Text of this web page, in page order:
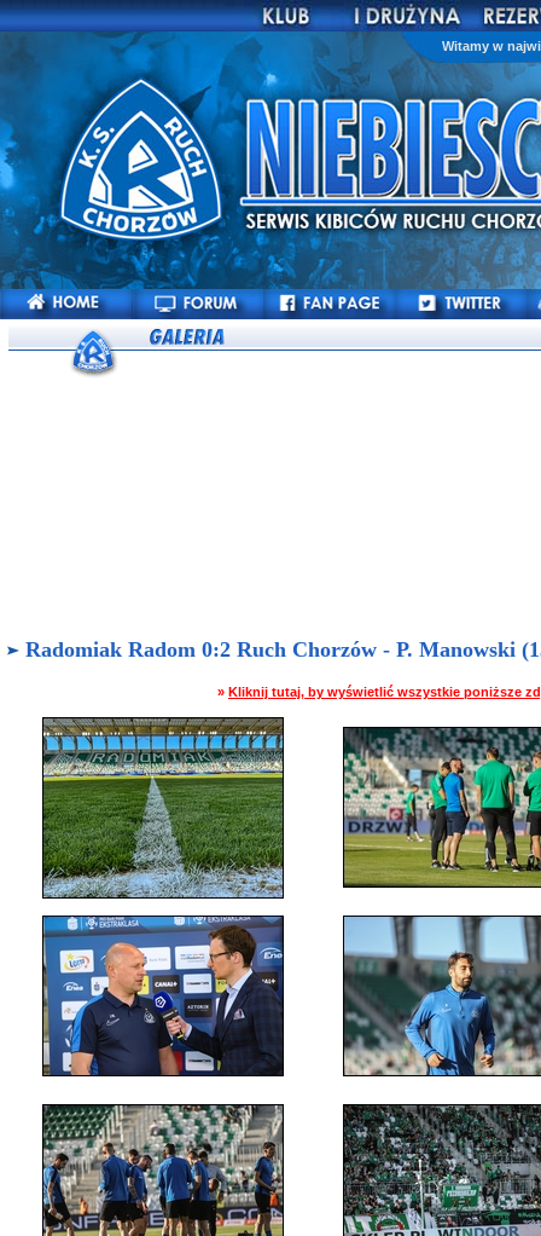
Witamy w
Radomiak Radom 0:2 Ruch Chorzów - P. Manowski
» Kliknij tutaj, by wyświetlić wszystkie poniższe